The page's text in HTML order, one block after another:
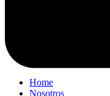
Home
Nosotros